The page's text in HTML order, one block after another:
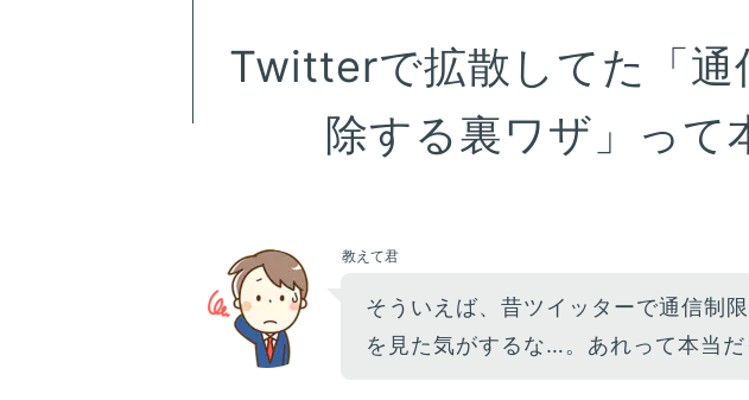
Twitterで拡散してた「通
除する裏ワザ」って
教えて君
そういえば、昔ツイッターで通信制
を見た気がするな…。あれって本当だ